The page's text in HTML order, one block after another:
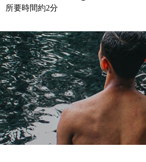
所要時間約2分